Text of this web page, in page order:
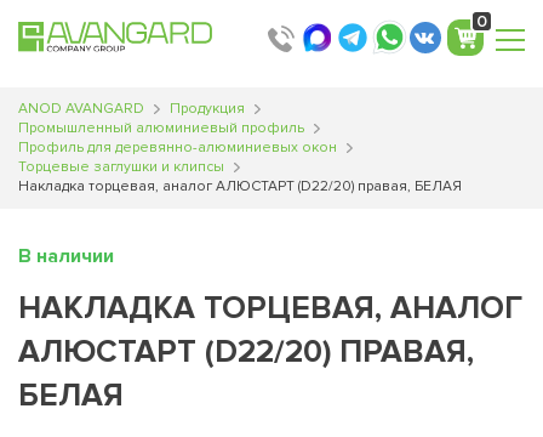
0
ANOD AVANGARD
Продукция
Промышленный алюминиевый профиль
Профиль для деревянно-алюминиевых окон
Торцевые заглушки и клипсы
Накладка торцевая, аналог АЛЮСТАРТ (D22/20) правая, БЕЛАЯ
В наличии
НАКЛАДКА ТОРЦЕВАЯ, АНАЛОГ
АЛЮСТАРТ (D22/20) ПРАВАЯ,
БЕЛАЯ